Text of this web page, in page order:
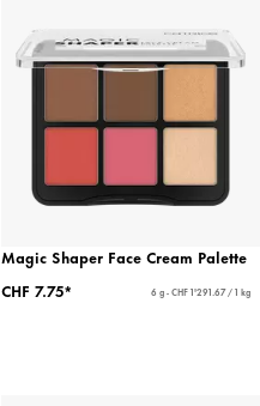
Magic Shaper Face Cream Palette
CHF 7.75*
6 g - CHF 1'291.67 / 1 kg